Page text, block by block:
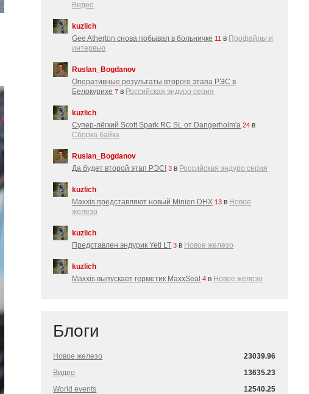
Видео
kuzlich
Gee Atherton снова побывал в больничке 11 в Профайлы и
интервью
Ruslan_Bogdanov
Оперативные результаты второго этапа РЭС в
Белокурихе 7 в Российская эндуро серия
kuzlich
Супер-лёгкий Scott Spark RC SL от Dangerholm'a 24 в
Сборка байка
Ruslan_Bogdanov
Да будет второй этап РЭС! 3 в Российская эндуро серия
kuzlich
Maxxis представляют новый Minion DHX 13 в Новое
железо
kuzlich
Представлен эндурик Yeti LT 3 в Новое железо
kuzlich
Maxxis выпускает герметик MaxxSeal 4 в Новое железо
Блоги
Новое железо
23039.96
Видео
13635.23
World events
12540.25